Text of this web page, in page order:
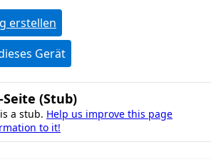
erstellen
Gerät
(Stub)
a stub. Help us improve this page
to it!